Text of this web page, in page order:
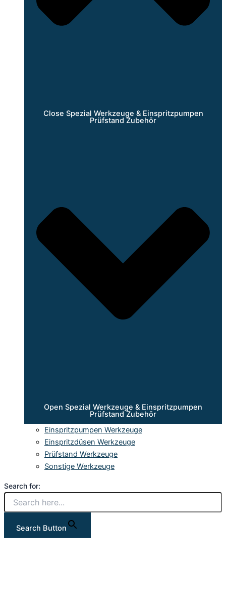
Close Spezial Werkzeuge & Einspritzpumpen
Prüfstand Zubehör
Open Spezial Werkzeuge & Einspritzpumpen
Prüfstand Zubehör
Einspritzpumpen Werkzeuge
Einspritzdüsen Werkzeuge
Prüfstand Werkzeuge
Sonstige Werkzeuge
Search for:
Search Button